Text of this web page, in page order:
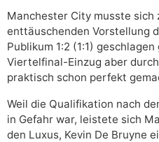
Manchester City musste sich
enttäuschenden Vorstellung
Publikum 1:2 (1:1)
Viertelfinal-Einzug aber
praktisch schon perfekt
Weil die Qualifikation nach
in Gefahr war, leistete sich
den Luxus, Kevin De Bruyne